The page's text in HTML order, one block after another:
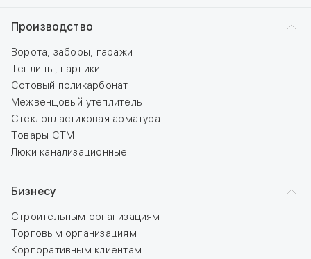
Производство
Ворота, заборы, гаражи
Теплицы, парники
Сотовый поликарбонат
Межвенцовый утеплитель
Стеклопластиковая арматура
Товары СТМ
Люки канализационные
Бизнесу
Строительным организациям
Торговым организациям
Корпоративным клиентам